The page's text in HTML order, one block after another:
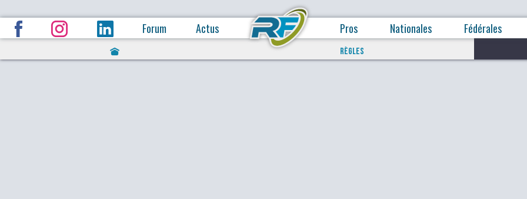
Forum Actus Pros Nationales Fédérales
RÈGLES